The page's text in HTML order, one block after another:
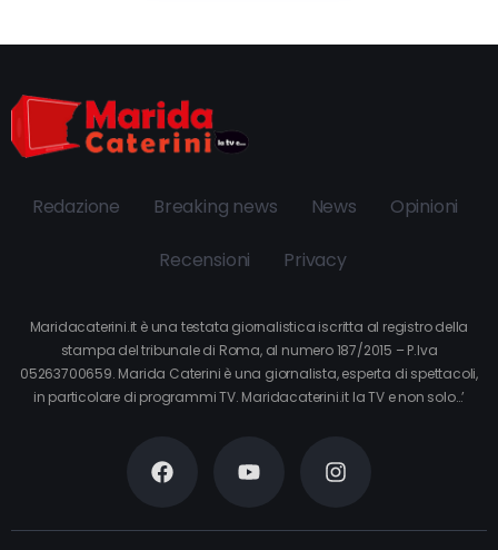
Redazione Breaking news News Opinioni
Recensioni Privacy
Maridacaterini.it è una testata giornalistica iscritta al registro della
stampa del tribunale di Roma, al numero 187/2015 – P.Iva
05263700659. Marida Caterini è una giornalista, esperta di spettacoli,
in particolare di programmi TV. Maridacaterini.it la TV e non solo…’